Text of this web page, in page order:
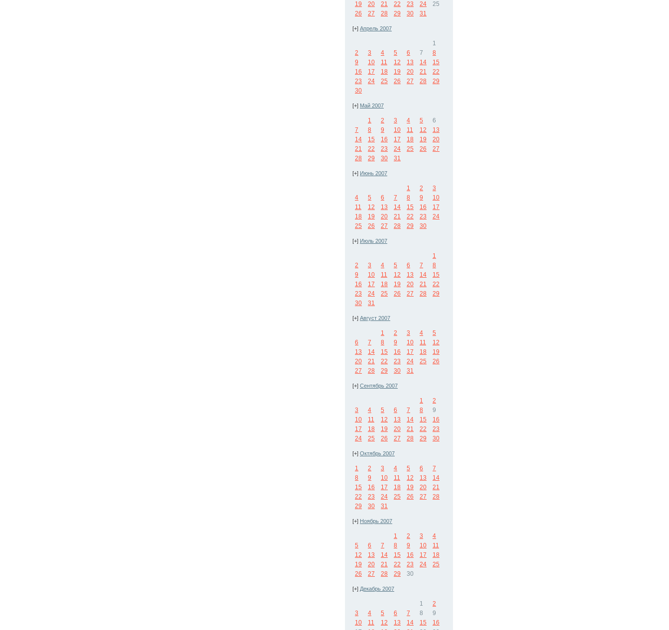
19
20 21 22 23 24
25
26
27 28 29 30 31
[+] Апрель 2007
1
2
3 4 5 6 7
8
9
10 11 12 13 14
15
16
17 18 19 20 21
22
23
24 25 26 27 28
29
30
[+] Май 2007
1 2 3 4 5
6
7
8 9 10 11 12
13
14
15 16 17 18 19
20
21
22 23 24 25 26
27
28
29 30 31
[+] Июнь 2007
1 2
3
4
5 6 7 8 9
10
11
12 13 14 15 16
17
18
19 20 21 22 23
24
25
26 27 28 29 30
[+] Июль 2007
1
2
3 4 5 6 7
8
9
10 11 12 13 14
15
16
17 18 19 20 21
22
23
24 25 26 27 28
29
30
31
[+] Август 2007
1 2 3 4
5
6
7 8 9 10 11
12
13
14 15 16 17 18
19
20
21 22 23 24 25
26
27
28 29 30 31
[+] Сентябрь 2007
1
2
3
4 5 6 7 8
9
10
11 12 13 14 15
16
17
18 19 20 21 22
23
24
25 26 27 28 29 30
[+] Октябрь 2007
1 2 3 4 5 6
7
8
9 10 11 12 13
14
15
16 17 18 19 20
21
22
23 24 25 26 27
28
29
30 31
[+] Ноябрь 2007
1 2 3
4
5
6 7 8 9 10
11
12
13 14 15 16 17
18
19
20 21 22 23 24
25
26
27 28 29 30
[+] Декабрь 2007
1
2
3
4 5 6 7 8
9
10
11 12 13 14 15
16